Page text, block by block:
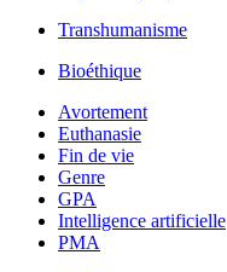
Transhumanisme
Bioéthique
Avortement
Euthanasie
Fin de vie
Genre
GPA
Intelligence artificielle
PMA